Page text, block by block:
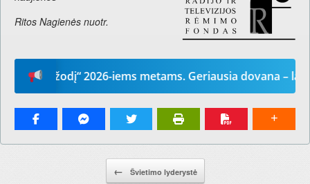
Ritos Nagienės nuotr.
žodį“ 2026-iems metams. Geriausia dovana –
← Švietimo lyderystė